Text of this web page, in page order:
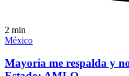
2 min
México
Mayoría me respalda y